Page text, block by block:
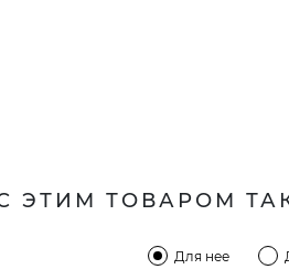
ЭТИМ ТОВАРОМ
Для нее